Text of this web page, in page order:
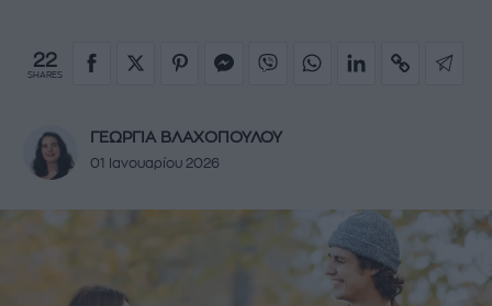
22
SHARES
ΓΕΩΡΓΙΑ ΒΛΑΧΟΠΟΥΛΟΥ
01 Ιανουαρίου 2026